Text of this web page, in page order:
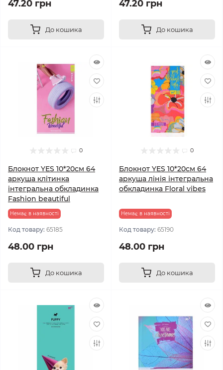
47.20 грн
До кошика
47.20 грн
До кошика
0
Блокнот YES 10*20см 64
аркуша клітинка
інтегральна обкладинка
Fashion beautiful
Немає в наявності
Код товару: 65185
48.00 грн
До кошика
0
Блокнот YES 10*20см 64
аркуша лінія інтегральна
обкладинка Floral vibes
Немає в наявності
Код товару: 65190
48.00 грн
До кошика